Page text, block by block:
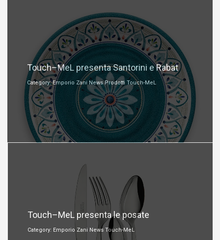
Gennaio 16, 2018
Touch–MeL presenta Santorini e Rabat
Category: Emporio Zani News Prodotti Touch-MeL
Gennaio 14, 2018
Touch–MeL presenta le posate
Category: Emporio Zani News Touch-MeL